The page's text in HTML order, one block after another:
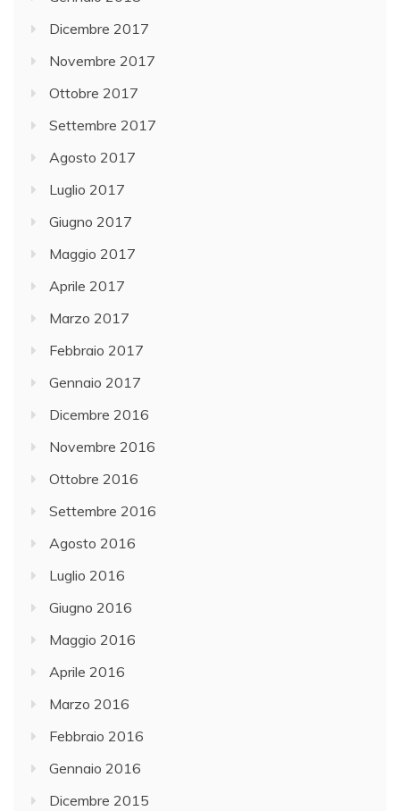
Dicembre 2017
Novembre 2017
Ottobre 2017
Settembre 2017
Agosto 2017
Luglio 2017
Giugno 2017
Maggio 2017
Aprile 2017
Marzo 2017
Febbraio 2017
Gennaio 2017
Dicembre 2016
Novembre 2016
Ottobre 2016
Settembre 2016
Agosto 2016
Luglio 2016
Giugno 2016
Maggio 2016
Aprile 2016
Marzo 2016
Febbraio 2016
Gennaio 2016
Dicembre 2015